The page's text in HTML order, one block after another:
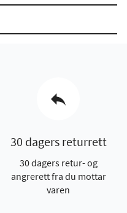
30 dagers returrett
30 dagers retur- og
angrerett fra du mottar
varen